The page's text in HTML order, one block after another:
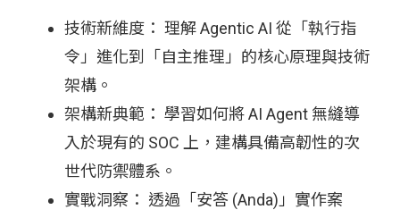
技術新維度： 理解 Agentic AI 從「執行指
令」進化到「自主推理」的核心原理與技術
架構。
架構新典範： 學習如何將 AI Agent 無縫導
入於現有的 SOC 上，建構具備高韌性的次
世代防禦體系。
實戰洞察： 透過「安答 (Anda)」實作案